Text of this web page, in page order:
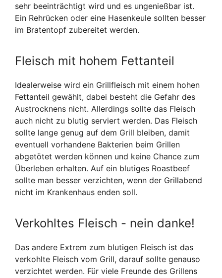
sehr beeinträchtigt wird und es ungenießbar ist.
Ein Rehrücken oder eine Hasenkeule sollten besser
im Bratentopf zubereitet werden.
Fleisch mit hohem Fettanteil
Idealerweise wird ein Grillfleisch mit einem hohen
Fettanteil gewählt, dabei besteht die Gefahr des
Austrocknens nicht. Allerdings sollte das Fleisch
auch nicht zu blutig serviert werden. Das Fleisch
sollte lange genug auf dem Grill bleiben, damit
eventuell vorhandene Bakterien beim Grillen
abgetötet werden können und keine Chance zum
Überleben erhalten. Auf ein blutiges Roastbeef
sollte man besser verzichten, wenn der Grillabend
nicht im Krankenhaus enden soll.
Verkohltes Fleisch - nein danke!
Das andere Extrem zum blutigen Fleisch ist das
verkohlte Fleisch vom Grill, darauf sollte genauso
verzichtet werden. Für viele Freunde des Grillens